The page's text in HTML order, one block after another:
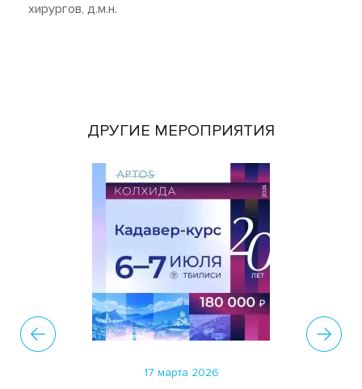
хирургов, д.м.н.
ДРУГИЕ МЕРОПРИЯТИЯ
17 марта 2026